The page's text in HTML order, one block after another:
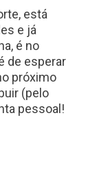
está
e já
é no
de esperar
próximo
(pelo
pessoal!